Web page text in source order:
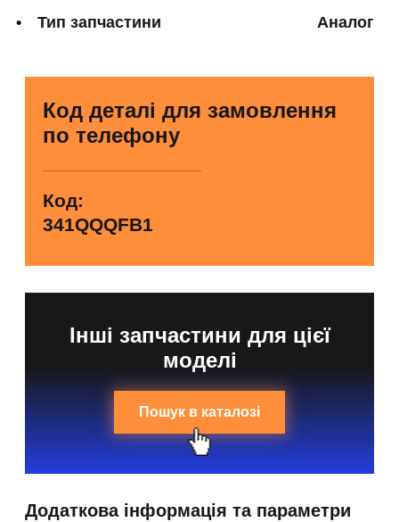
Тип запчастини Аналог
Код деталі для замовлення
по телефону
Код:
341QQQFB1
Інші запчастини для цієї
моделі
Пошук в каталозі
Додаткова інформація та параметри